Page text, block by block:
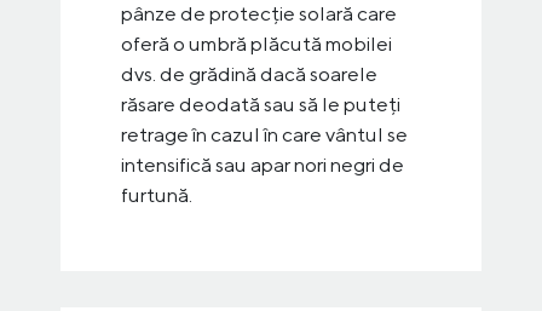
pânze de protecție solară care
oferă o umbră plăcută mobilei
dvs. de grădină dacă soarele
răsare deodată sau să le puteți
retrage în cazul în care vântul se
intensifică sau apar nori negri de
furtună.